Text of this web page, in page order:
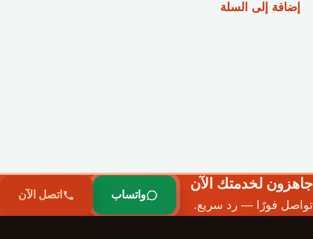
هو:
هو:
إضافة إلى السلة
جاهزون لخدمتك الآن
تواصل فورًا — رد سريع.
واتساب اتصل الآن